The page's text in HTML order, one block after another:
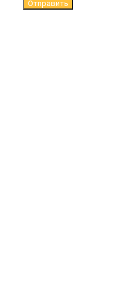
Отправить